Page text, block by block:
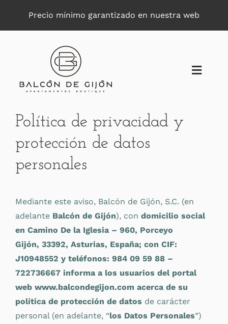
Precio mínimo garantizado en nuestra web
Toggle
Política de privacidad y
protección de datos
personales
Mediante este aviso, Balcón de Gijón, S.C. (en
adelante Balcón de Gijón), con domicilio social
en Camino De la Iglesia – 960, Porceyo
Gijón, 33392, Asturias, España; con CIF:
J10948552 y teléfonos: 984 09 59 88 –
722736667 informa a los usuarios del portal
web www.balcondegijon.com acerca de su
política de protección de datos de carácter
personal (en adelante, “los Datos Personales”)